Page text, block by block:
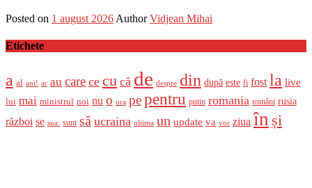
Posted on 1 august 2026 Author Vidjean Mihai
Etichete
a al ani! ar au care ce cu că de despre din după este fi fost la live
lui mai ministrul noi nu o ora pepentru putin romania români rusia
război se sua: sunt să ucraina ultima un update va vor ziua în și